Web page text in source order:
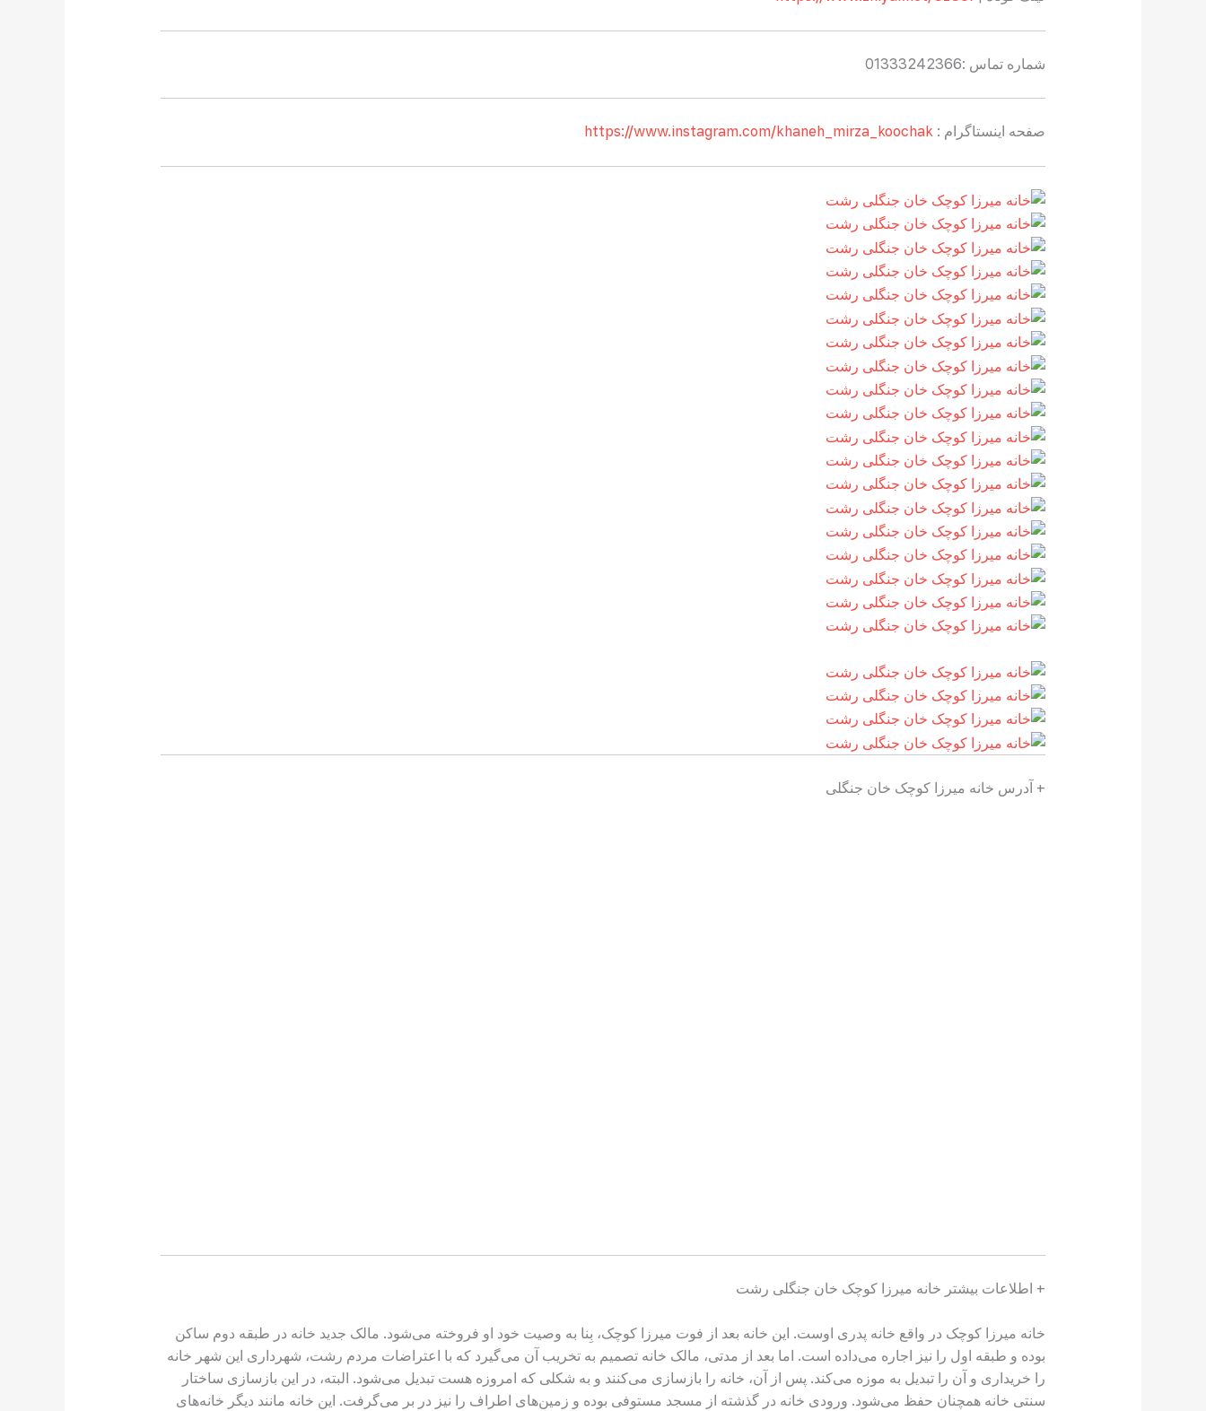
شماره تماس :‌01333242366
صفحه اینستاگرام : https://www.instagram.com/khaneh_mirza_koochak
+ آدرس خانه میرزا کوچک خان جنگلی
+ اطلاعات بیشتر خانه میرزا کوچک خان جنگلی رشت
خانه میرزا کوچک در واقع خانه پدری اوست. این خانه بعد از فوت میرزا کوچک، بِنا به وصیت خود او فروخته می‌شود. مالک جدید خانه در طبقه دوم ساکن
بوده و طبقه اول را نیز اجاره می‌داده است. اما بعد از مدتی، مالک خانه تصمیم به تخریب آن می‌گیرد که با اعتراضات مردم رشت، شهرداری این شهر خانه
را خریداری و آن را تبدیل به موزه می‌کند. پس از آن، خانه را بازسازی می‌کنند و به شکلی که امروزه هست تبدیل می‌شود. البته، در این بازسازی ساختار
سنتی خانه همچنان حفظ می‌شود. ورودی خانه در گذشته از مسجد مستوفی بوده و زمین‌های اطراف را نیز در بر می‌گرفت. این خانه مانند دیگر خانه‌های